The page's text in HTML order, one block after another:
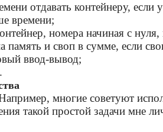
отдавать контейнеру, если
времени;
номера начиная с
и своп в сумме, если
ввод-вывод;
многие советуют
такой простой задачи мне